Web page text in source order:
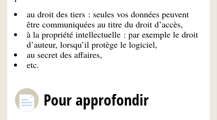
au droit des tiers : seules vos données peuvent
être communiquées au titre du droit d’accès,
à la propriété intellectuelle : par exemple le droit
d’auteur, lorsqu’il protège le logiciel,
au secret des affaires,
etc.
Pour approfondir